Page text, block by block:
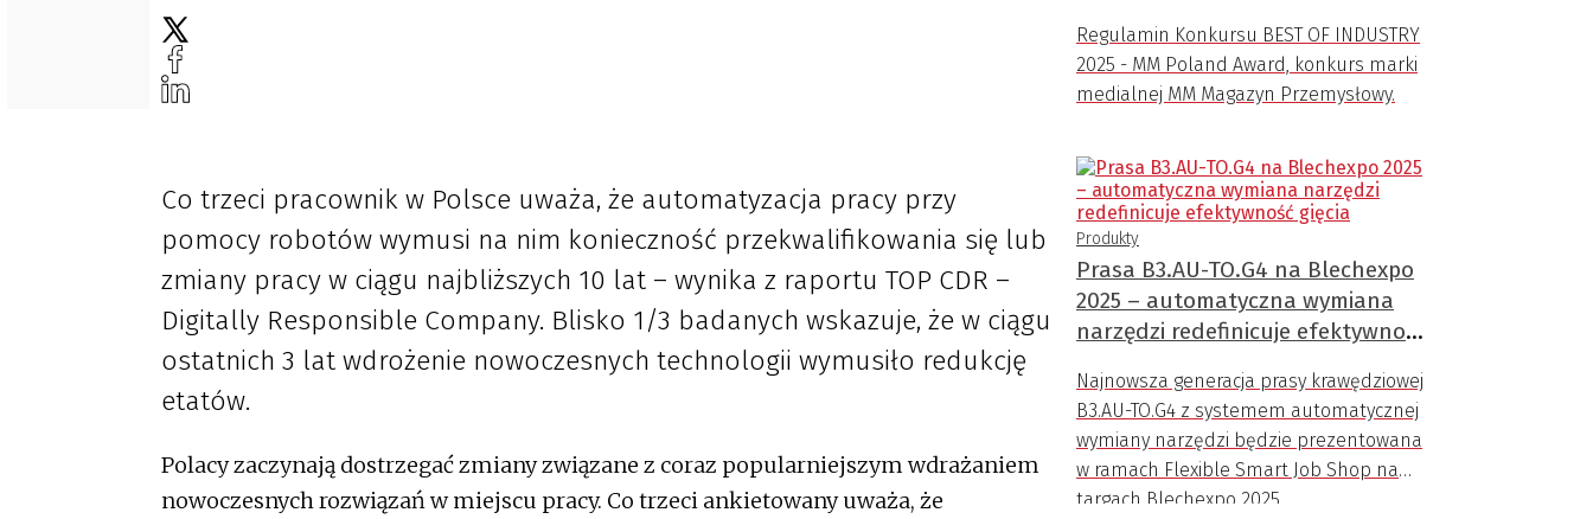
Co trzeci pracownik w Polsce uważa, że automatyzacja pracy przy
pomocy robotów wymusi na nim konieczność przekwalifikowania się lub
zmiany pracy w ciągu najbliższych 10 lat – wynika z raportu TOP CDR –
Digitally Responsible Company. Blisko 1/3 badanych wskazuje, że w ciągu
ostatnich 3 lat wdrożenie nowoczesnych technologii wymusiło redukcję
etatów.
Polacy zaczynają dostrzegać zmiany związane z coraz popularniejszym wdrażaniem
nowoczesnych rozwiązań w miejscu pracy. Co trzeci ankietowany uważa, że
Regulamin Konkursu BEST OF INDUSTRY
2025 - MM Poland Award, konkurs marki
medialnej MM Magazyn Przemysłowy.
Produkty
Prasa B3.AU-TO.G4 na Blechexpo
2025 – automatyczna wymiana
narzędzi redefinicuje efektywność
Najnowsza generacja prasy krawędziowej
B3.AU-TO.G4 z systemem automatycznej
wymiany narzędzi będzie prezentowana
w ramach Flexible Smart Job Shop na
targach Blechexpo 2025.